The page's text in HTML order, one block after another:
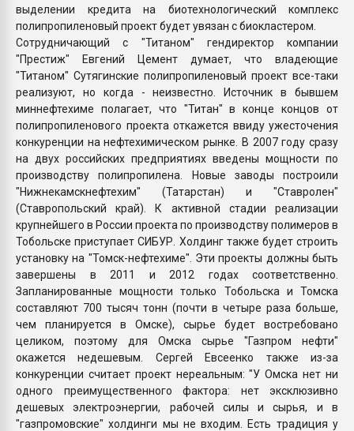
выделении кредита на биотехнологический комплекс
полипропиленовый проект будет увязан с биокластером.
Сотрудничающий с "Титаном" гендиректор компании
"Престиж" Евгений Цемент думает, что владеющие
"Титаном" Сутягинские полипропиленовый проект все-таки
реализуют, но когда - неизвестно. Источник в бывшем
миннефтехиме полагает, что "Титан" в конце концов от
полипропиленового проекта откажется ввиду ужесточения
конкуренции на нефтехимическом рынке. В 2007 году сразу
на двух российских предприятиях введены мощности по
производству полипропилена. Новые заводы построили
"Нижнекамскнефтехим" (Татарстан) и "Ставролен"
(Ставропольский край). К активной стадии реализации
крупнейшего в России проекта по производству полимеров в
Тобольске приступает СИБУР. Холдинг также будет строить
установку на "Томск-нефтехиме". Эти проекты должны быть
завершены в 2011 и 2012 годах соответственно.
Запланированные мощности только Тобольска и Томска
составляют 700 тысяч тонн (почти в четыре раза больше,
чем планируется в Омске), сырье будет востребовано
целиком, поэтому для Омска сырье "Газпром нефти"
окажется недешевым. Сергей Евсеенко также из-за
конкуренции считает проект нереальным: "У Омска нет ни
одного преимущественного фактора: нет эксклюзивно
дешевых электроэнергии, рабочей силы и сырья, и в
"газпромовские" холдинги мы не входим. Есть традиция у